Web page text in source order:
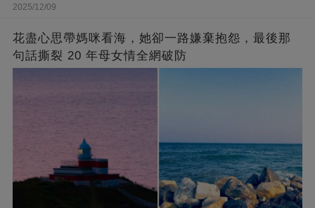
2025/12/09
花盡心思帶媽咪看海，她卻一路嫌棄抱怨，最後那
句話撕裂 20 年母女情全網破防